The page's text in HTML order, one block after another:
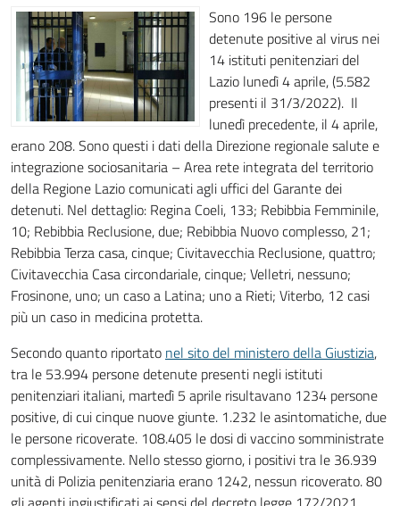
Sono 196 le persone
detenute positive al virus nei
14 istituti penitenziari del
Lazio lunedì 4 aprile, (5.582
presenti il 31/3/2022). Il
lunedì precedente, il 4 aprile,
erano 208. Sono questi i dati della Direzione regionale salute e
integrazione sociosanitaria – Area rete integrata del territorio
della Regione Lazio comunicati agli uffici del Garante dei
detenuti. Nel dettaglio: Regina Coeli, 133; Rebibbia Femminile,
10; Rebibbia Reclusione, due; Rebibbia Nuovo complesso, 21;
Rebibbia Terza casa, cinque; Civitavecchia Reclusione, quattro;
Civitavecchia Casa circondariale, cinque; Velletri, nessuno;
Frosinone, uno; un caso a Latina; uno a Rieti; Viterbo, 12 casi
più un caso in medicina protetta.
Secondo quanto riportato nel sito del ministero della Giustizia,
tra le 53.994 persone detenute presenti negli istituti
penitenziari italiani, martedì 5 aprile risultavano 1234 persone
positive, di cui cinque nuove giunte. 1.232 le asintomatiche, due
le persone ricoverate. 108.405 le dosi di vaccino somministrate
complessivamente. Nello stesso giorno, i positivi tra le 36.939
unità di Polizia penitenziaria erano 1242, nessun ricoverato. 80